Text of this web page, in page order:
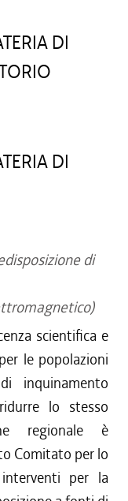
DI
DI
di
scientifica e
le popolazioni
inquinamento
lo stesso
regionale è
Comitato per lo
per la